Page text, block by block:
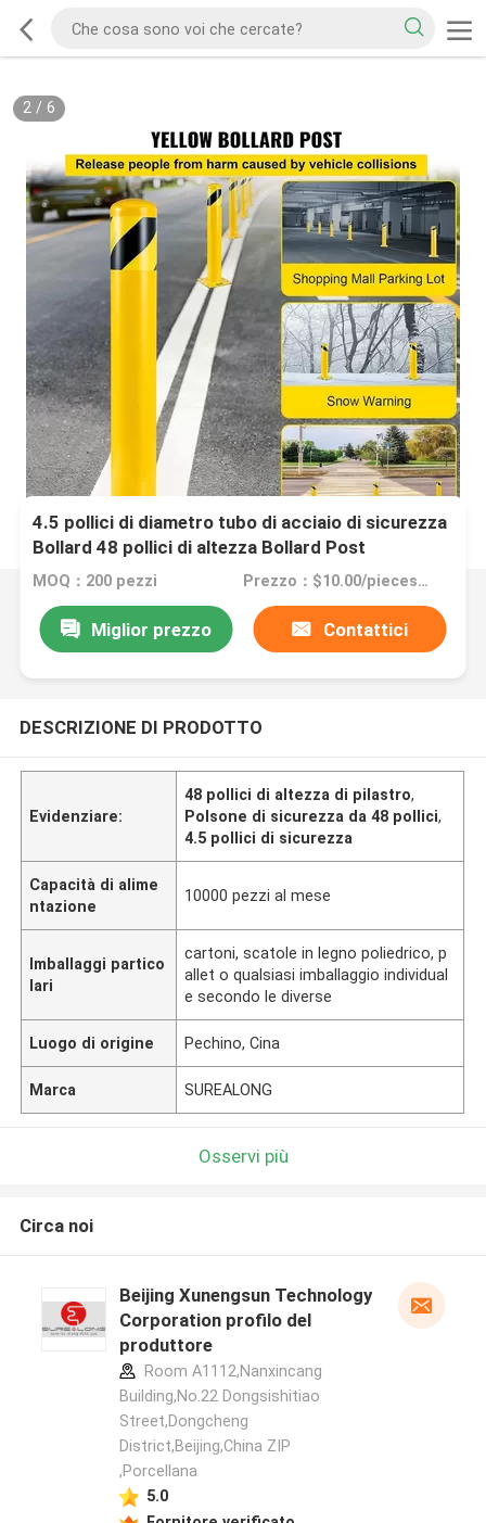
2/ 6
4.5 pollici di diametro tubo di acciaio di sicurezza
Bollard 48 pollici di altezza Bollard Post
MOQ：200 pezzi Prezzo：$10.00/pieces >=200 pieces
Miglior prezzo Contattici
DESCRIZIONE DI PRODOTTO
Evidenziare:
48 pollici di altezza di pilastro,
Polsone di sicurezza da 48 pollici,
4.5 pollici di sicurezza
Capacità di alime
ntazione
10000 pezzi al mese
Imballaggi partico
lari
cartoni, scatole in legno poliedrico, p
allet o qualsiasi imballaggio individual
e secondo le diverse
Luogo di origine Pechino, Cina
Marca SUREALONG
Osservi più
Circa noi
Beijing Xunengsun Technology
Corporation profilo del
produttore
Room A1112,Nanxincang
Building,No.22 Dongsishitiao
Street,Dongcheng
District,Beijing,China ZIP
,Porcellana
5.0